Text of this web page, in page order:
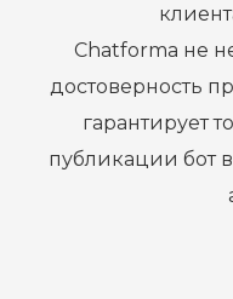
Chatforma не
достоверность
гарантирует
публикации бот